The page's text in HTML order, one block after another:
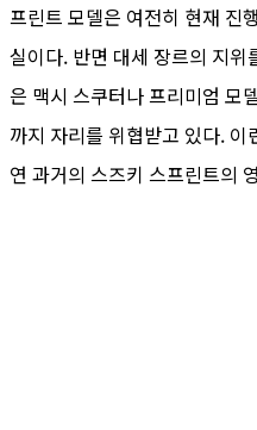
프린트 모델은 여전히 현재 진
실이다. 반면 대세 장르의 지
은 맥시 스쿠터나 프리미엄 모
까지 자리를 위협받고 있다.
연 과거의 스즈키 스프린트의